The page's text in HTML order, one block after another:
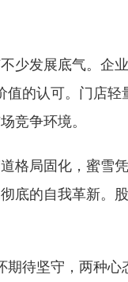
少发展底气。企
的认可。门店
竞争环境。
格局固化，蜜雪
底的自我革新。
待坚守，两种